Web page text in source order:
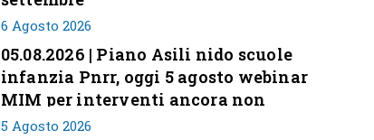
6 Agosto 2026
05.08.2026 | Piano Asili nido scuole
infanzia Pnrr, oggi 5 agosto webinar
MIM per interventi ancora non
conclusi
5 Agosto 2026